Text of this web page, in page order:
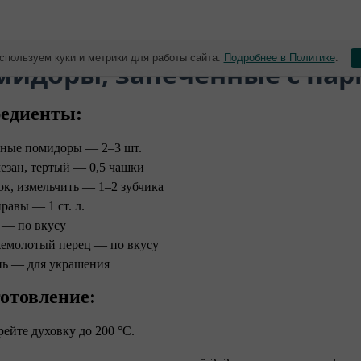
запеченные с
помидоры — 2–3 шт.
тертый — 0,5 чашки
измельчить — 1–2 зубчика
— 1 ст. л.
по вкусу
перец — по вкусу
— для украшения
духовку до 200 °C.
куки и метрики для работы сайта. Подробнее в Политике.